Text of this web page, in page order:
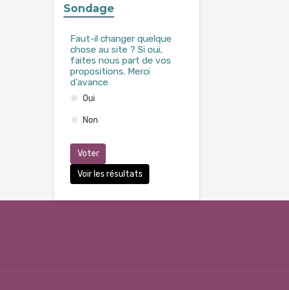
Sondage
Faut-il changer quelque
chose au site ? Si oui,
faites nous part de vos
propositions. Merci
d'avance
Oui
Non
Voter
Voir les résultats